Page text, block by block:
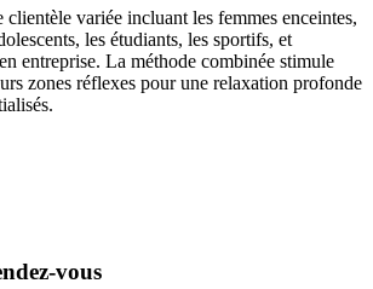
clientèle variée incluant les femmes enceintes,
les étudiants, les sportifs, et
entreprise. La méthode combinée stimule
zones réflexes pour une relaxation profonde
vous